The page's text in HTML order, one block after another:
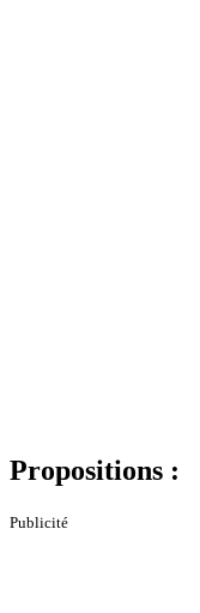
Propositions :
Publicité